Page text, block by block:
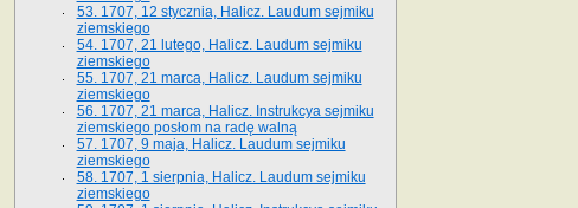
53. 1707, 12 stycznia, Halicz. Laudum sejmiku
ziemskiego
54. 1707, 21 lutego, Halicz. Laudum sejmiku
ziemskiego
55. 1707, 21 marca, Halicz. Laudum sejmiku
ziemskiego
56. 1707, 21 marca, Halicz. Instrukcya sejmiku
ziemskiego posłom na radę walną
57. 1707, 9 maja, Halicz. Laudum sejmiku
ziemskiego
58. 1707, 1 sierpnia, Halicz. Laudum sejmiku
ziemskiego